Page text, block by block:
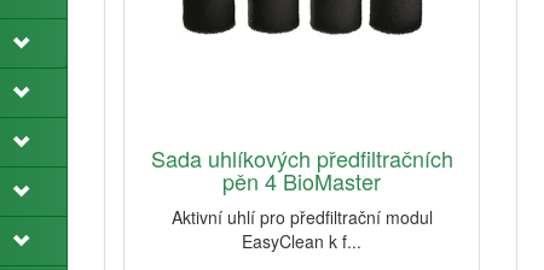
Sada uhlíkových předfiltračních
pěn 4 BioMaster
Aktivní uhlí pro předfiltrační modul
EasyClean k f...